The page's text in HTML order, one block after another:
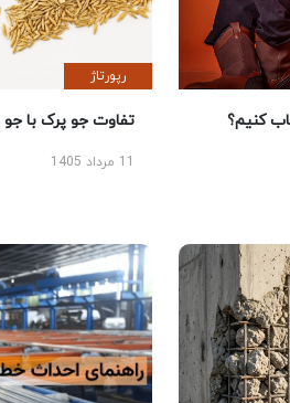
کنیم؟
رپورتاژ
تفاوت جو پرک با